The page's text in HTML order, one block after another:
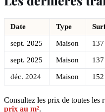
Date Type
sept. 2025 Maison 137
sept. 2025 Maison 137
déc. 2024 Maison 152
Consultez les prix de toutes les
prix au m².